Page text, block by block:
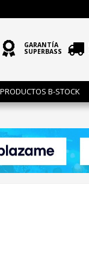
GARANTÍA
SUPERBASS
PRODUCTOS B-STOCK